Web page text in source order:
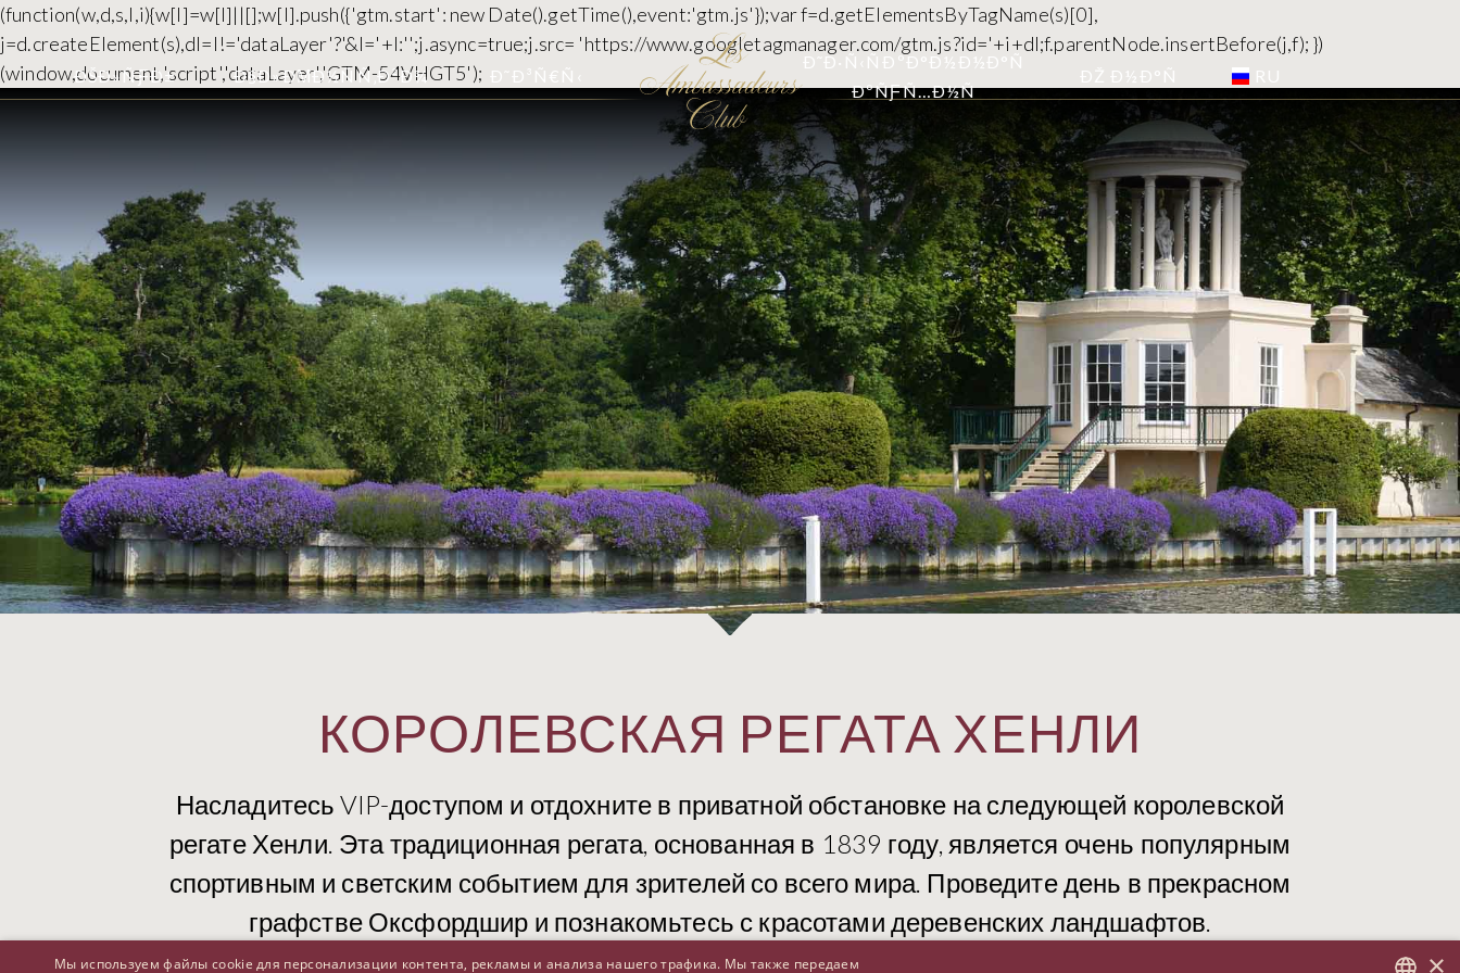
(function(w,d,s,l,i){w[l]=w[l]||[];w[l].push({'gtm.start': new Date().getTime(),event:'gtm.js'});var f=d.getElementsByTagName(s)[0],
j=d.createElement(s),dl=l!='dataLayer'?'&l='+l:'';j.async=true;j.src= 'https://www.googletagmanager.com/gtm.js?id='+i+dl;f.parentNode.insertBefore(j,f); })
(window,document,'script','dataLayer','GTM-54VHGT5');
ÐŠÐ»ÑƑÐ± Ð§Ð»ÐΜÐ½ÑÑ‚Ð²Ð¾ Ð˜Ð³Ñ€Ñ‹
Ð˜Ð·Ñ‹ÑÐºÐ°Ð½Ð½Ð°Ñ
ÐºÑƑÑ…Ð½Ñ
ÐŽ Ð½Ð°Ñ RU
КОРОЛЕВСКАЯ РЕГАТА ХЕНЛИ
Насладитесь VIP-доступом и отдохните в приватной обстановке на следующей королевской
регате Хенли. Эта традиционная регата, основанная в 1839 году, является очень популярным
спортивным и светским событием для зрителей со всего мира. Проведите день в прекрасном
графстве Оксфордшир и познакомьтесь с красотами деревенских ландшафтов.
×
Мы используем файлы cookie для персонализации контента, рекламы и анализа нашего трафика. Мы также передаем